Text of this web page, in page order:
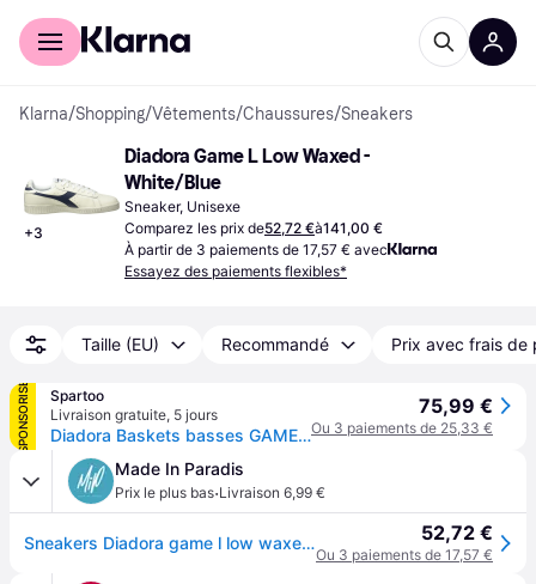
Acheter avec Klarna
Klarna/Shopping/Vêtements/Chaussures/Sneakers
+3
Diadora Game L Low Waxed -
White/Blue
Sneaker, Unisexe
Comparez les prix de52,72 €à141,00 €
À partir de 3 paiements de 17,57 € avec
Essayez des paiements flexibles*
Taille (EU) Recommandé Prix avec frais de
SPONSORISÉ
Spartoo
Livraison gratuite, 5 jours
Diadora Baskets basses GAME L LOW WAXED - 41
75,99 €
Ou 3 paiements de 25,33 €
Made In Paradis
Prix le plus bas·Livraison 6,99 €
Sneakers Diadora game l low waxed - Blanc 52,72 €
Ou 3 paiements de 17,57 €